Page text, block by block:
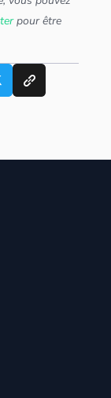
pour être